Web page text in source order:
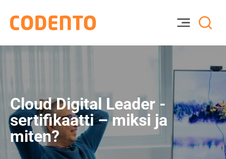
Cloud Digital Leader -
sertifikaatti – miksi ja
miten?